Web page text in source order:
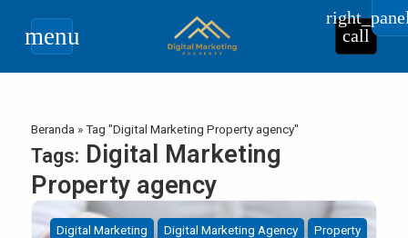
menu call
Beranda »Tag "Digital Marketing Property agency"
Tags: Digital Marketing
Property agency
Digital Marketing Digital Marketing Agency Property